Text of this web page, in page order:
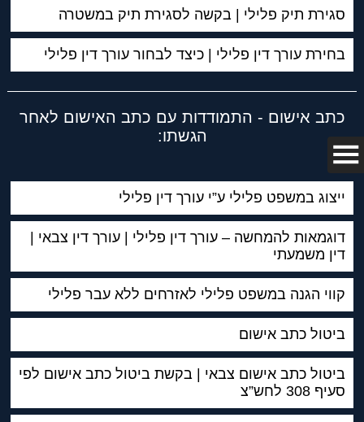
סגירת תיק פלילי | בקשה לסגירת תיק במשטרה
בחירת עורך דין פלילי | כיצד לבחור עורך דין פלילי
כתב אישום - התמודדות עם כתב האישום לאחר
הגשתו:
ייצוג במשפט פלילי ע”י עורך דין פלילי
דוגמאות להמחשה – עורך דין פלילי | עורך דין צבאי |
דין משמעתי
קווי הגנה במשפט פלילי לאזרחים ללא עבר פלילי
ביטול כתב אישום
ביטול כתב אישום צבאי | בקשת ביטול כתב אישום לפי
סעיף 308 לחש”צ